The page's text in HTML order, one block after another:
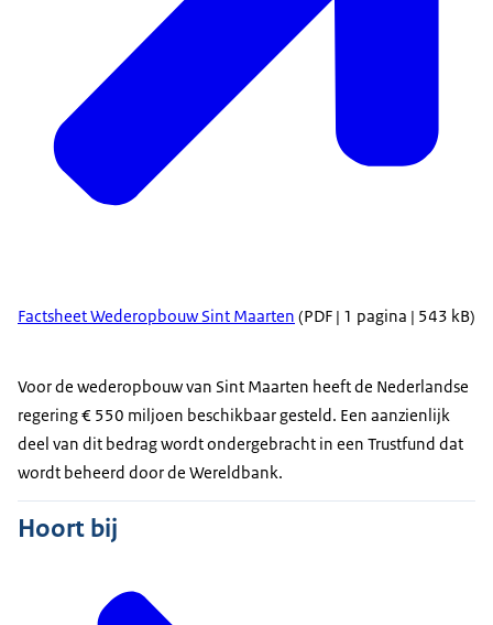
Factsheet Wederopbouw Sint Maarten (PDF | 1 pagina | 543 kB)
Voor de wederopbouw van Sint Maarten heeft de Nederlandse
regering € 550 miljoen beschikbaar gesteld. Een aanzienlijk
deel van dit bedrag wordt ondergebracht in een Trustfund dat
wordt beheerd door de Wereldbank.
Hoort bij